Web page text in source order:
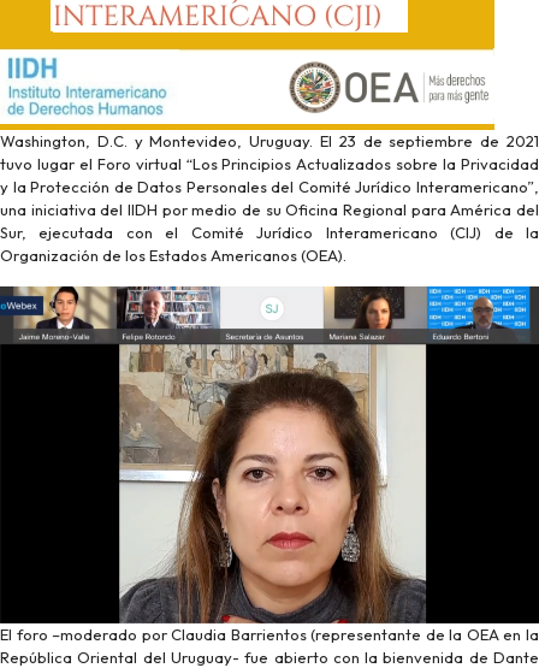
Washington, D.C. y Montevideo, Uruguay. El 23 de septiembre de 2021
tuvo lugar el Foro virtual “Los Principios Actualizados sobre la Privacidad
y la Protección de Datos Personales del Comité Jurídico Interamericano”,
una iniciativa del IIDH por medio de su Oficina Regional para América del
Sur, ejecutada con el Comité Jurídico Interamericano (CIJ) de la
Organización de los Estados Americanos (OEA).
El foro –moderado por Claudia Barrientos (representante de la OEA en la
República Oriental del Uruguay- fue abierto con la bienvenida de Dante